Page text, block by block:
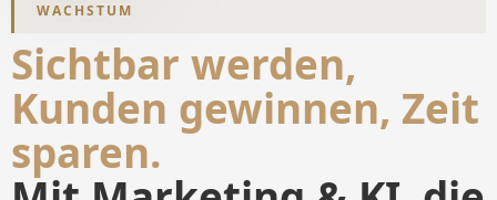
WACHSTUM
Sichtbar werden,
Kunden gewinnen, Zeit
sparen.